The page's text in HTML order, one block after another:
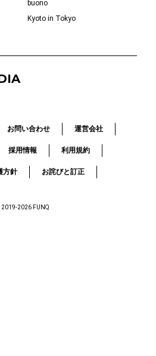
buono
Kyoto in Tokyo
お問い合わせ 運営会社
採用情報 利用規約
方針 お詫びと訂正
2019-2026 FUNQ